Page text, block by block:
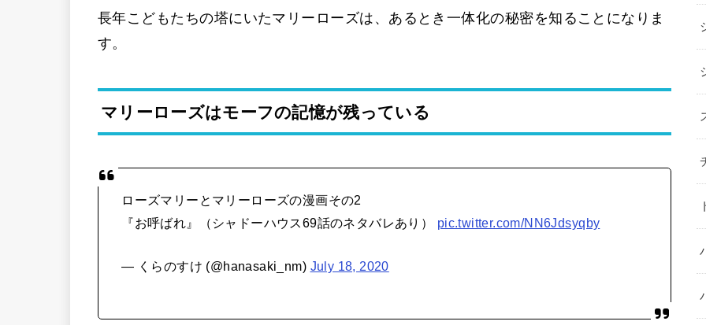
長年こどもたちの塔にいたマリーローズは、あるとき一体化の秘密を知ることになりま
す。
マリーローズはモーフの記憶が残っている
ローズマリーとマリーローズの漫画その2
『お呼ばれ』（シャドーハウス69話のネタバレあり） pic.twitter.com/NN6Jdsyqby
— くらのすけ (@hanasaki_nm) July 18, 2020